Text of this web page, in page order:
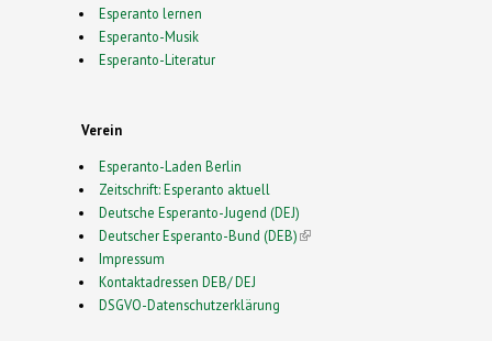
Esperanto lernen
Esperanto-Musik
Esperanto-Literatur
Verein
Esperanto-Laden Berlin
Zeitschrift: Esperanto aktuell
Deutsche Esperanto-Jugend (DEJ)
Deutscher Esperanto-Bund (DEB)(link is external)
Impressum
Kontaktadressen DEB/ DEJ
DSGVO-Datenschutzerklärung